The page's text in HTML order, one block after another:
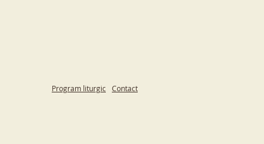
Contact
Program liturgic